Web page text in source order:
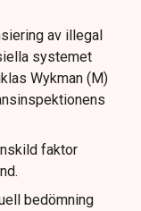
av illegal
systemet
Wykman (M)
faktor
bedömning